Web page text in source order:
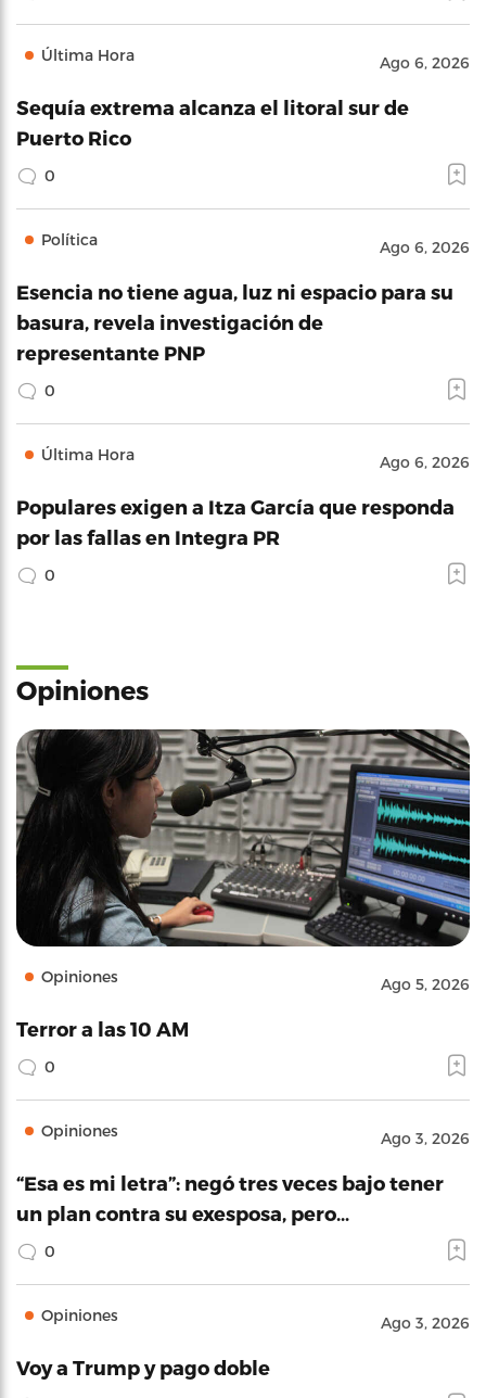
Última Hora Ago 6, 2026
Sequía extrema alcanza el litoral sur de
Puerto Rico
0
Política Ago 6, 2026
Esencia no tiene agua, luz ni espacio para su
basura, revela investigación de
representante PNP
0
Última Hora Ago 6, 2026
Populares exigen a Itza García que responda
por las fallas en Integra PR
0
Opiniones
Opiniones Ago 5, 2026
Terror a las 10 AM
0
Opiniones Ago 3, 2026
“Esa es mi letra”: negó tres veces bajo tener
un plan contra su exesposa, pero…
0
Opiniones Ago 3, 2026
Voy a Trump y pago doble